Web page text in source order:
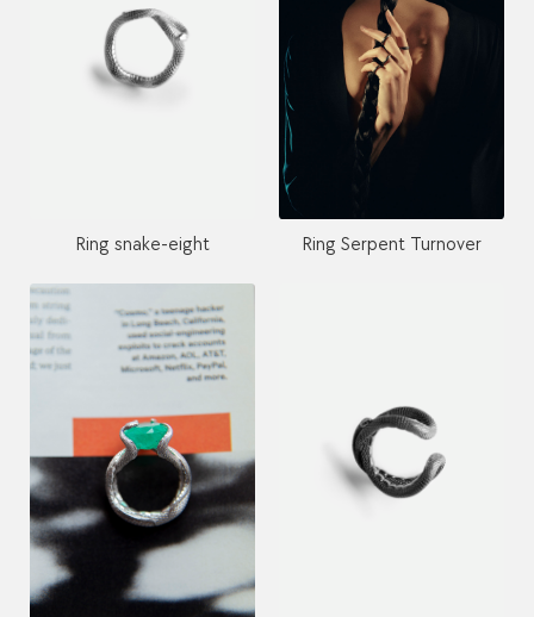
Ring snake-eight Ring Serpent Turnover